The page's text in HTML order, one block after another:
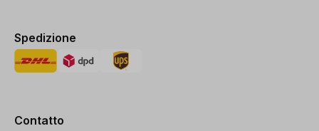
Spedizione
Contatto